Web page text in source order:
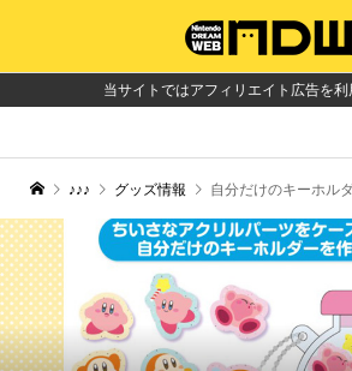
当サイトではアフィリエイト広告を
♪♪♪ グッズ情報 自分だけのキーホルダーが作れる！ 8月発売「星のカービィ つめ